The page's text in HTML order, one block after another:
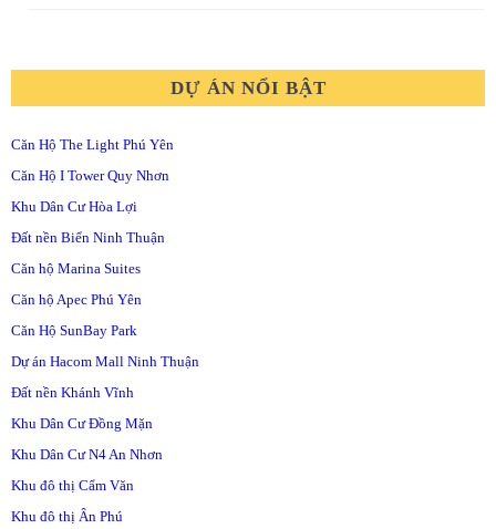
DỰ ÁN NỔI BẬT
Căn Hộ The Light Phú Yên
Căn Hộ I Tower Quy Nhơn
Khu Dân Cư Hòa Lợi
Đất nền Biển Ninh Thuận
Căn hộ Marina Suites
Căn hộ Apec Phú Yên
Căn Hộ SunBay Park
Dự án Hacom Mall Ninh Thuận
Đất nền Khánh Vĩnh
Khu Dân Cư Đồng Mặn
Khu Dân Cư N4 An Nhơn
Khu đô thị Cẩm Văn
Khu đô thị Ân Phú